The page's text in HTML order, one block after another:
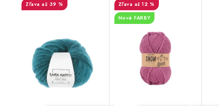
až 39 %
až 12 %
Nové FARBY